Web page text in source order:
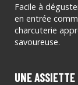
Facile à
en entrée
charcuterie
savoureuse.
UNE ASSIETTE